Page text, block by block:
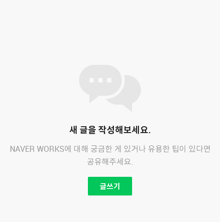
새 글을 작성해보세요.
NAVER WORKS에 대해 궁금한 게 있거나 유용한 팁이 있다면
공유해주세요.
글쓰기